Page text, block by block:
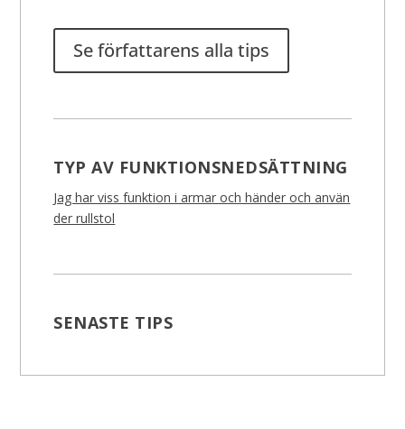
Se författarens alla tips
TYP AV FUNKTIONSNEDSÄTTNING
Jag har viss funktion i armar och händer och använ
der rullstol
SENASTE TIPS